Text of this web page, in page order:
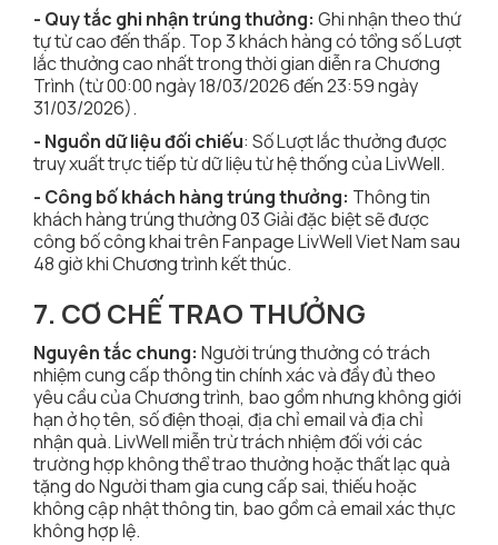
- Quy tắc ghi nhận trúng thưởng: Ghi nhận theo thứ
tự từ cao đến thấp. Top 3 khách hàng có tổng số Lượt
lắc thưởng cao nhất trong thời gian diễn ra Chương
Trình (từ 00:00 ngày 18/03/2026 đến 23:59 ngày
31/03/2026).
- Nguồn dữ liệu đối chiếu: Số Lượt lắc thưởng được
truy xuất trực tiếp từ dữ liệu từ hệ thống của LivWell.
- Công bố khách hàng trúng thưởng: Thông tin
khách hàng trúng thưởng 03 Giải đặc biệt sẽ được
công bố công khai trên Fanpage LivWell Viet Nam sau
48 giờ khi Chương trình kết thúc.
7. CƠ CHẾ TRAO THƯỞNG
Nguyên tắc chung: Người trúng thưởng có trách
nhiệm cung cấp thông tin chính xác và đầy đủ theo
yêu cầu của Chương trình, bao gồm nhưng không giới
hạn ở họ tên, số điện thoại, địa chỉ email và địa chỉ
nhận quà. LivWell miễn trừ trách nhiệm đối với các
trường hợp không thể trao thưởng hoặc thất lạc quà
tặng do Người tham gia cung cấp sai, thiếu hoặc
không cập nhật thông tin, bao gồm cả email xác thực
không hợp lệ.